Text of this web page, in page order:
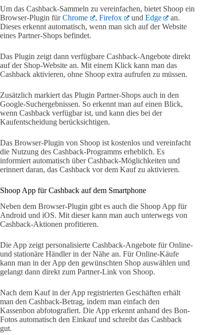
Um das Cashback-Sammeln zu vereinfachen, bietet Shoop ein
Browser-Plugin fürChrome , Firefox und Edge
an.
Dieses erkennt automatisch, wenn man sich auf der Website
eines Partner-Shops befindet.
Das Plugin zeigt dann verfügbare Cashback-Angebote direkt
auf der Shop-Website an. Mit einem Klick kann man das
Cashback aktivieren, ohne Shoop extra aufrufen zu müssen.
Zusätzlich markiert das Plugin Partner-Shops auch in den
Google-Suchergebnissen. So erkennt man auf einen Blick,
wenn Cashback verfügbar ist, und kann dies bei der
Kaufentscheidung berücksichtigen.
Das Browser-Plugin von Shoop ist kostenlos und vereinfacht
die Nutzung des Cashback-Programms erheblich. Es
informiert automatisch über Cashback-Möglichkeiten und
erinnert daran, das Cashback vor dem Kauf zu aktivieren.
Shoop App für Cashback auf dem Smartphone
Neben dem Browser-Plugin gibt es auch die Shoop App für
Android und iOS. Mit dieser kann man auch unterwegs von
Cashback-Aktionen profitieren.
Die App zeigt personalisierte Cashback-Angebote für Online-
und stationäre Händler in der Nähe an. Für Online-Käufe
kann man in der App den gewünschten Shop auswählen und
gelangt dann direkt zum Partner-Link von Shoop.
Nach dem Kauf in der App registrierten Geschäften erhält
man den Cashback-Betrag, indem man einfach den
Kassenbon abfotografiert. Die App erkennt anhand des Bon-
Fotos automatisch den Einkauf und schreibt das Cashback
gut.